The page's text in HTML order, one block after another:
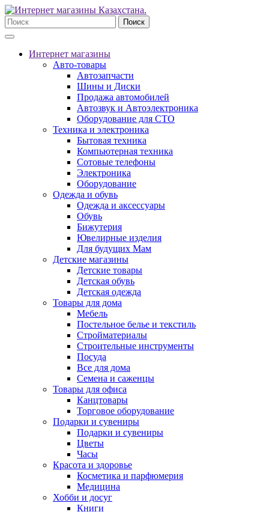
Поиск
Интернет магазины
Авто-товары
Автозапчасти
Шины и Диски
Продажа автомобилей
Автозвук и Автоэлектроника
Оборудование для СТО
Техника и электроника
Бытовая техника
Компьютерная техника
Сотовые телефоны
Электроника
Оборудование
Одежда и обувь
Одежда и аксессуары
Обувь
Бижутерия
Ювелирные изделия
Для будущих Мам
Детские магазины
Детские товары
Детская обувь
Детская одежда
Товары для дома
Мебель
Постельное белье и текстиль
Стройматериалы
Строительные инструменты
Посуда
Все для дома
Семена и саженцы
Товары для офиса
Канцтовары
Торговое оборудование
Подарки и сувениры
Подарки и сувениры
Цветы
Часы
Красота и здоровье
Косметика и парфюмерия
Медицина
Хобби и досуг
Книги